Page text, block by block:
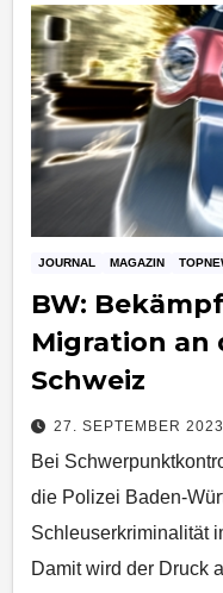
JOURNAL MAGAZIN
BW:
Migration an
Schweiz
27. SEPTEMBER 2023
Bei
die Polizei Baden-
Schleuserkriminalität
Damit wird der Druck